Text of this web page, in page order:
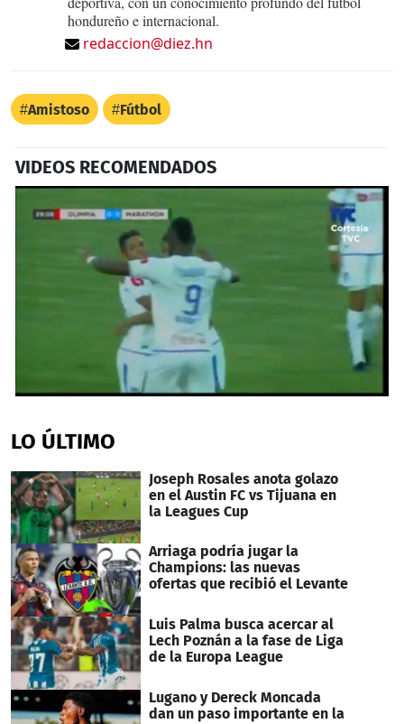
hondureño e internacional.
redaccion@diez.hn
Amistoso Fútbol
VIDEOS RECOMENDADOS
of
26
LO ÚLTIMO
Joseph Rosales anota golazo
en el Austin FC vs Tijuana en
la Leagues Cup
Arriaga podría jugar la
Champions: las nuevas
ofertas que recibió el Levante
Luis Palma busca acercar al
Lech Poznán a la fase de Liga
de la Europa League
Lugano y Dereck Moncada
dan un paso importante en la